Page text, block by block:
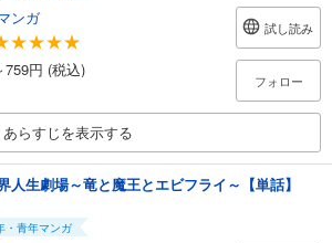
ンガ
759円 (税込)
試し読み
フォロー
あらすじを表示する
人生劇場～竜と魔王とエビフライ～【単話】
・青年マンガ